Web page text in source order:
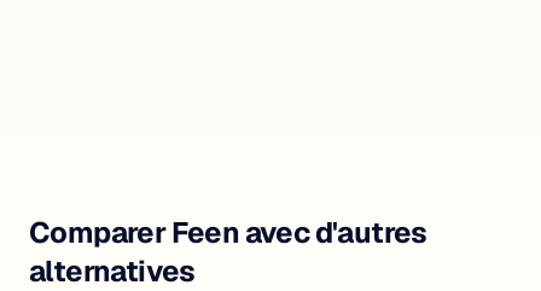
Comparer Feen avec d'autres
alternatives